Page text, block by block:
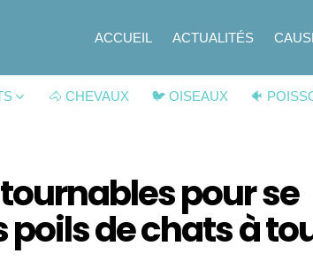
ACCUEIL ACTUALITÉS
🐴 CHEVAUX 🐦 OISEAUX 🐠
pour se
de chats à